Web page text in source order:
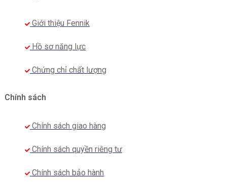
Giới thiệu Fennik
Hồ sơ năng lực
Chứng chỉ chất lượng
Chính sách
Chính sách giao hàng
Chính sách quyền riêng tư
Chính sách bảo hành